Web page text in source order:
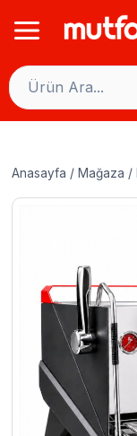
Anasayfa / Mağaza /